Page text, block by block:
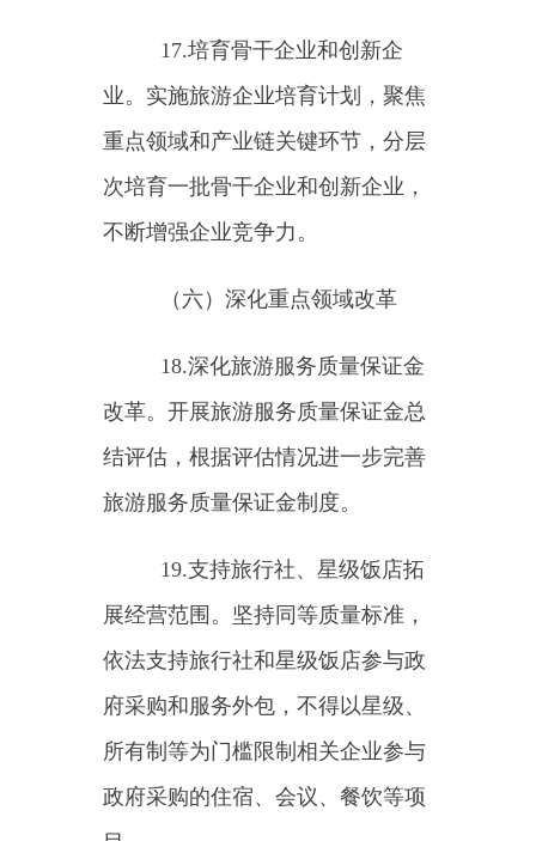
开展旅游服务质量提升活动，传播
质量理念，培育质量文化，宣传推
广服务质量提升经验。
22.建立完善服务质量评价体
系。建立完善以游客为中心的服务
质量评价体系，开展评价体系建设
等旅游服务质量监测机制。发挥全
国旅游市场服务质量监测点作用，
开展常态化质量监测和评估，推进
布优秀旅游服务质量典型案例。
23.建立质量共治机制。推
行“首席质量官”“标杆服务员”制
度。建立健全旅游行业协会参与旅
游服务质量工作机制，推动建立全
国性旅游服务质量提升分会、专委